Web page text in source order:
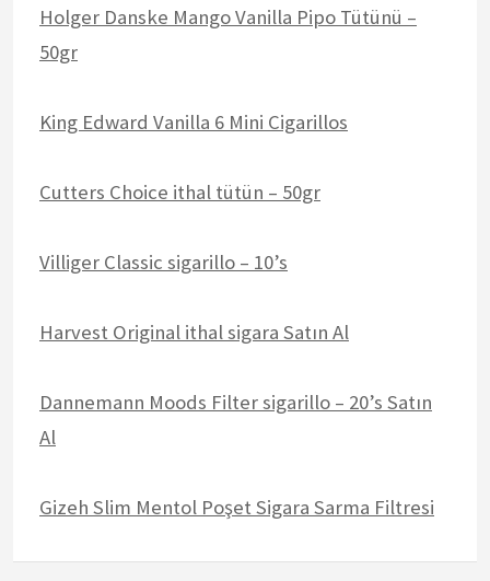
Holger Danske Mango Vanilla Pipo Tütünü –
50gr
King Edward Vanilla 6 Mini Cigarillos
Cutters Choice ithal tütün – 50gr
Villiger Classic sigarillo – 10’s
Harvest Original ithal sigara Satın Al
Dannemann Moods Filter sigarillo – 20’s Satın
Al
Gizeh Slim Mentol Poşet Sigara Sarma Filtresi